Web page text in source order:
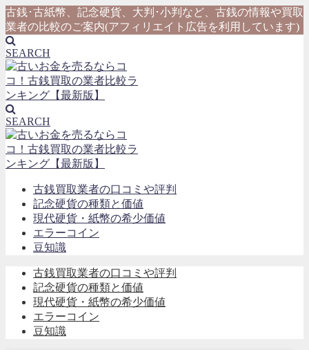
古銭･古紙幣、記念硬貨、大判･小判など、古銭の情報や買取
業者の比較のご案内(アフィリエイト広告を利用しています)
SEARCH
SEARCH
古銭買取業者の口コミや評判
記念硬貨の種類と価値
現代硬貨・紙幣の希少価値
エラーコイン
豆知識
古銭買取業者の口コミや評判
記念硬貨の種類と価値
現代硬貨・紙幣の希少価値
エラーコイン
豆知識